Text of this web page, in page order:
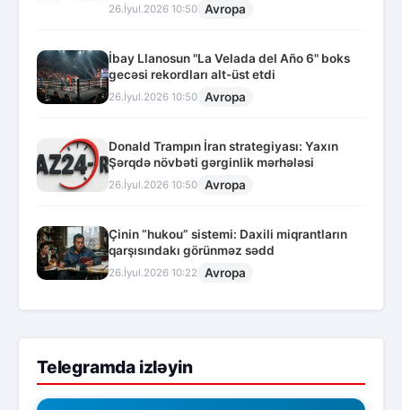
26.İyul.2026 10:50 Avropa
İbay Llanosun "La Velada del Año 6" boks
gecəsi rekordları alt-üst etdi
26.İyul.2026 10:50 Avropa
Donald Trampın İran strategiyası: Yaxın
Şərqdə növbəti gərginlik mərhələsi
26.İyul.2026 10:50 Avropa
Çinin “hukou” sistemi: Daxili miqrantların
qarşısındakı görünməz sədd
26.İyul.2026 10:22 Avropa
Telegramda izləyin